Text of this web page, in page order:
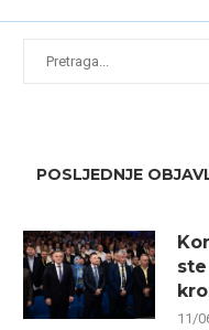
POSLJEDNJE
11/